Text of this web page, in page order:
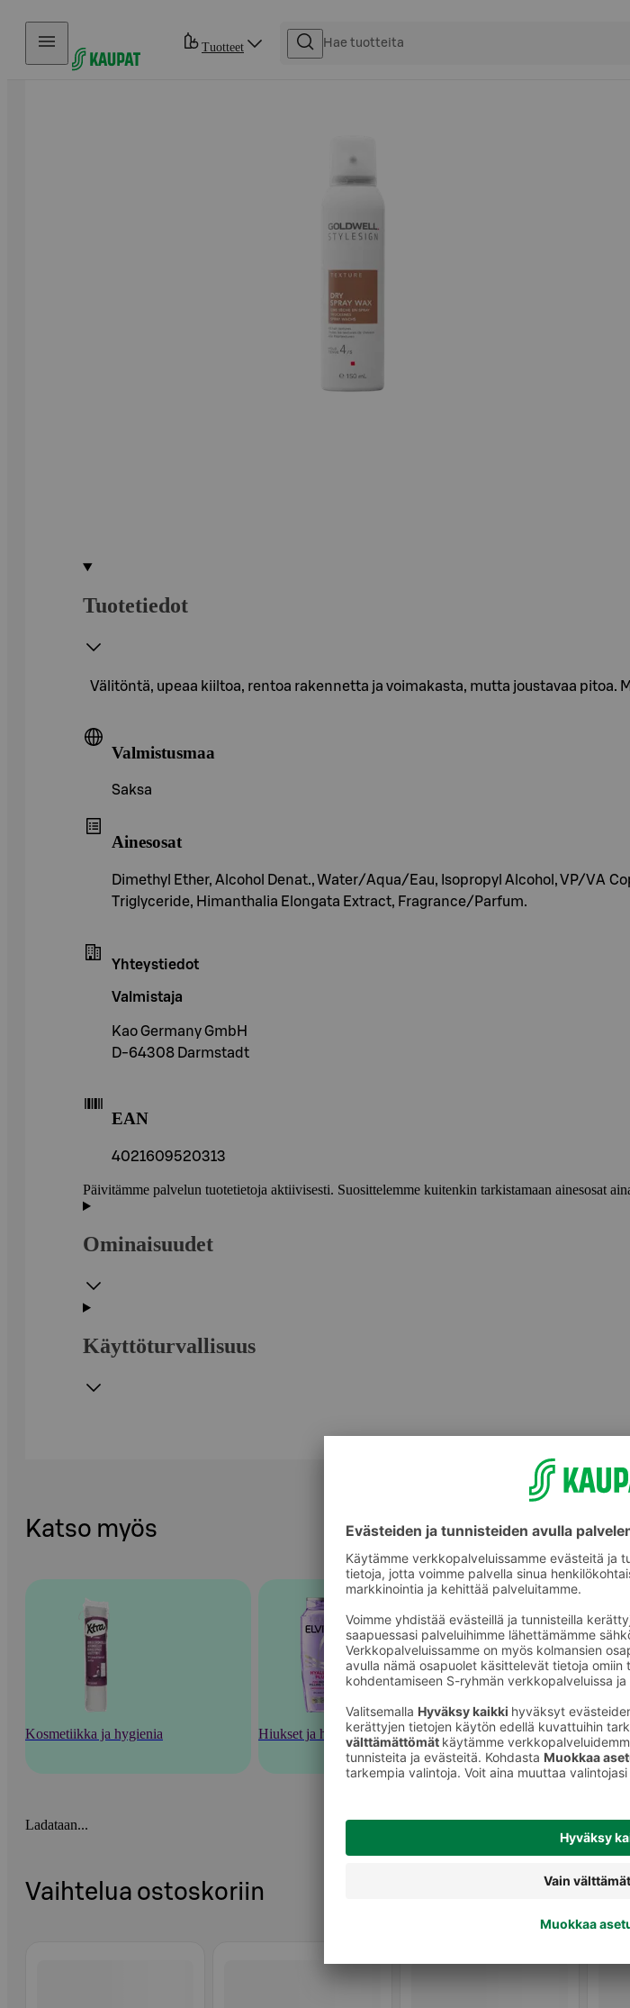
Hyppää sisältöön
Tuotteet
Tuotetiedot
Välitöntä, upeaa kiiltoa, rentoa rakennetta ja voimakasta, mutta joustavaa pitoa.
Valmistusmaa
Saksa
Ainesosat
Dimethyl Ether, Alcohol Denat., Water/Aqua/Eau, Isopropyl Alcohol, VP/VA
Triglyceride, Himanthalia Elongata Extract, Fragrance/Parfum.
Yhteystiedot
Valmistaja
Kao Germany GmbH
D-64308 Darmstadt
EAN
4021609520313
Päivitämme palvelun tuotetietoja aktiivisesti. Suosittelemme kuitenkin tarkistamaan ainesosat
Ominaisuudet
Käyttöturvallisuus
Katso myös
Kosmetiikka ja hygienia Hiukset ja hiustenhoito Hiusten muotoilu
Ladataan...
Vaihtelua ostoskoriin